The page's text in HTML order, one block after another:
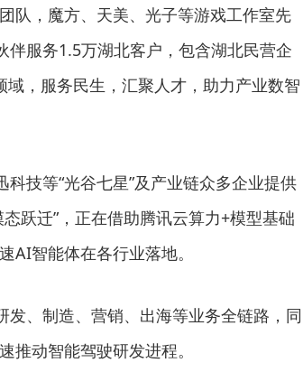
队，魔方、天美、光子等游戏工作室先
服务1.5万湖北客户，包含湖北民营企
，服务民生，汇聚人才，助力产业数智
技等“光谷七星”及产业链众多企业提供
跃迁”，正在借助腾讯云算力+模型基础
AI智能体在各行业落地。
发、制造、营销、出海等业务全链路，同
推动智能驾驶研发进程。